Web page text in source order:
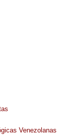
Venezolanas